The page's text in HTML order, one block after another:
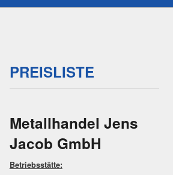
PREISLISTE
Metallhandel Jens
Jacob GmbH
Betriebsstätte: